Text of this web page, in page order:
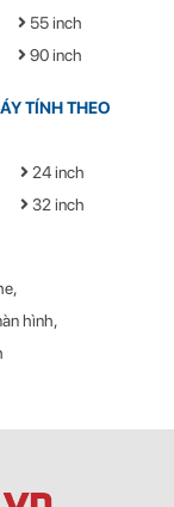
55 inch
90 inch
TÍNH THEO
24 inch
32 inch
hình